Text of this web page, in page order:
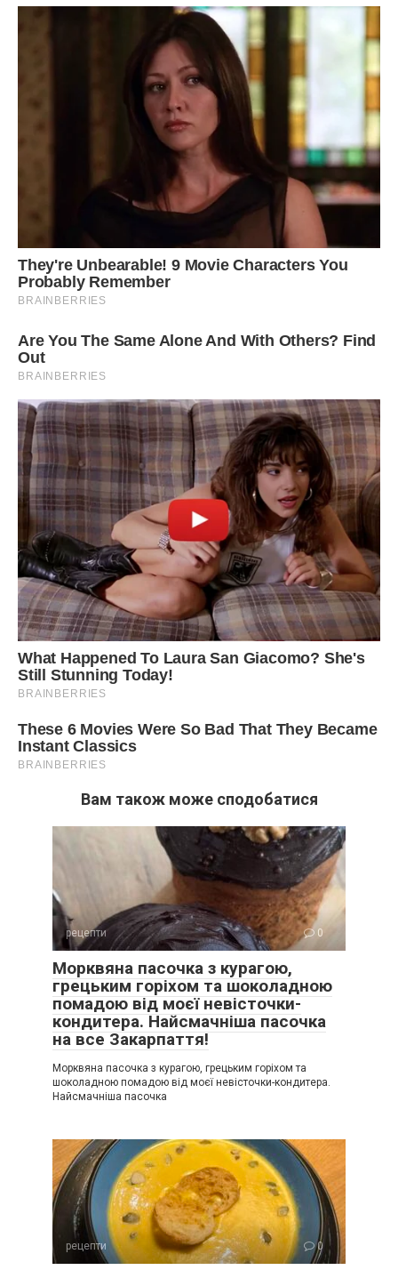
Вам також може сподобатися
рецепти 0
Морквяна пасочка з курагою,
грецьким горіхом та шоколадною
помадою від моєї невісточки-
кондитера. Найсмачніша пасочка
на все Закарпаття!
Морквяна пасочка з курагою, грецьким горіхом та
шоколадною помадою від моєї невісточки-кондитера.
Найсмачніша пасочка
рецепти 0